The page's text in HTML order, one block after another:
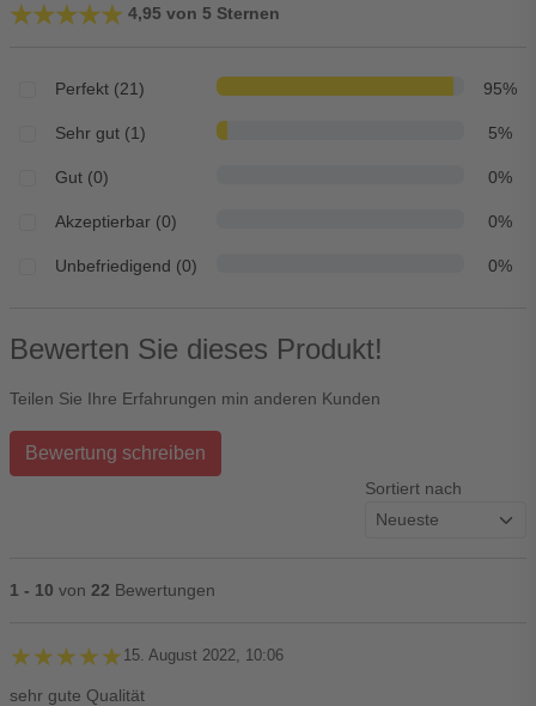
★★★★★
★★★★★ 4,95 von 5 Sternen
Perfekt (21) 95%
Sehr gut (1) 5%
Gut (0) 0%
Akzeptierbar (0) 0%
Unbefriedigend (0) 0%
Bewerten Sie dieses Produkt!
Teilen Sie Ihre Erfahrungen min anderen Kunden
Bewertung schreiben
Sortiert nach
1 - 10 von 22 Bewertungen
★★★★★
★★★★★ 15. August 2022, 10:06
sehr gute Qualität